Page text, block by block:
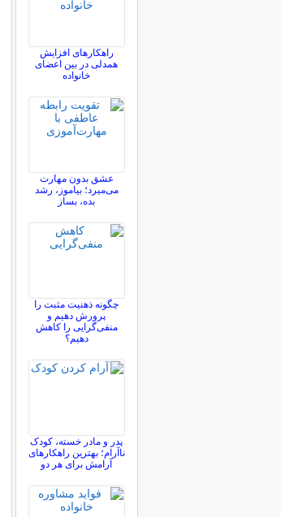
راهکارهای افزایش
همدلی در بین اعضای
خانواده
عشق بدون مهارت
می‌میرد؛ بیاموز، رشد
بده، بساز
چگونه ذهنیت مثبت را
پرورش دهیم و
منفی‌گرایی را کاهش
دهیم؟
پدر و مادر خسته، کودک
ناآرام؛ بهترین راهکارهای
آرامش برای هر دو